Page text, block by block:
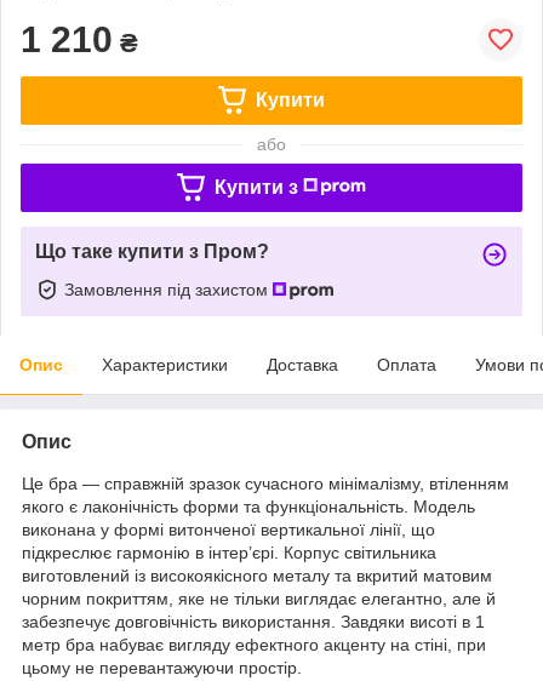
1 210 ₴
Купити
або
Купити з
Що таке купити з Пром?
Замовлення під захистом
Опис Характеристики Доставка Оплата Умови
Опис
Це бра — справжній зразок сучасного мінімалізму, втіленням
якого є лаконічність форми та функціональність. Модель
виконана у формі витонченої вертикальної лінії, що
підкреслює гармонію в інтер’єрі. Корпус світильника
виготовлений із високоякісного металу та вкритий матовим
чорним покриттям, яке не тільки виглядає елегантно, але й
забезпечує довговічність використання. Завдяки висоті в 1
метр бра набуває вигляду ефектного акценту на стіні, при
цьому не перевантажуючи простір.